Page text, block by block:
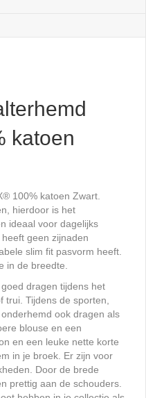
katoen
100% katoen Zwart.
hierdoor is het
ideaal voor dagelijks
geen zijnaden
slim fit pasvorm heeft.
in de breedte.
dragen tijdens het
Tijdens de sporten,
ook dragen als
blouse en een
en een leuke nette korte
in je broek. Er zijn voor
Door de brede
prettig aan de schouders.